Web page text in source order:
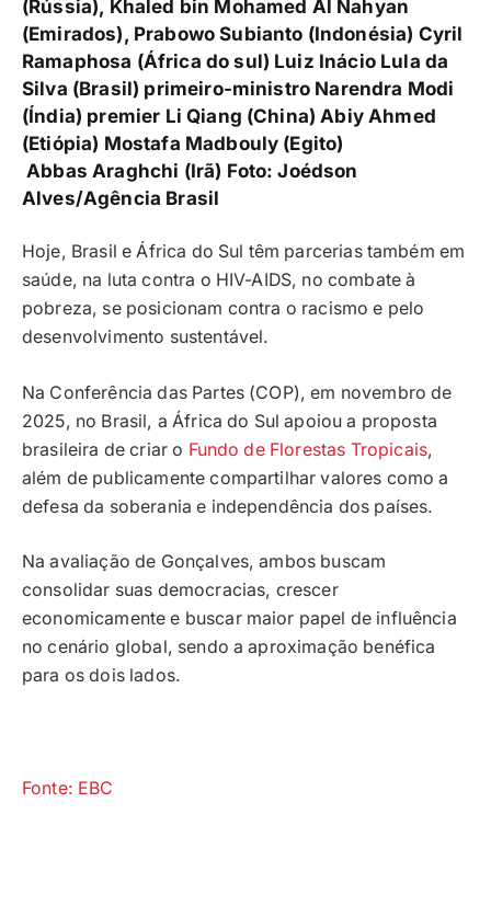
(Rússia), Khaled bin Mohamed Al Nahyan
(Emirados), Prabowo Subianto (Indonésia) Cyril
Ramaphosa (África do sul) Luiz Inácio Lula da
Silva (Brasil) primeiro-ministro Narendra Modi
(Índia) premier Li Qiang (China) Abiy Ahmed
(Etiópia) Mostafa Madbouly (Egito)
Abbas Araghchi (Irã) Foto:Joédson
Alves/Agência Brasil
Hoje, Brasil e África do Sul têm parcerias também em
saúde, na luta contra o HIV-AIDS, no combate à
pobreza, se posicionam contra o racismo e pelo
desenvolvimento sustentável.
Na Conferência das Partes (COP), em novembro de
2025, no Brasil, a África do Sul apoiou a proposta
brasileira de criar o Fundo de Florestas Tropicais,
além de publicamente compartilhar valores como a
defesa da soberania e independência dos países.
Na avaliação de Gonçalves, ambos buscam
consolidar suas democracias, crescer
economicamente e buscar maior papel de influência
no cenário global, sendo a aproximação benéfica
para os dois lados.
Fonte: EBC